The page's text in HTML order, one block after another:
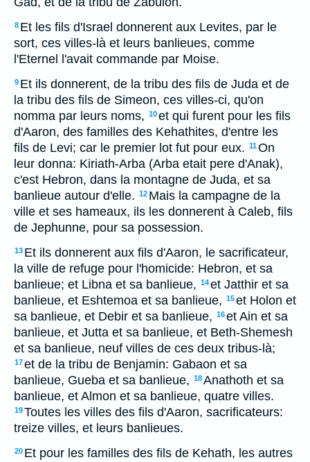
8 Et les fils d'Israel donnerent aux Levites, par le
sort, ces villes-là et leurs banlieues, comme
l'Eternel l'avait commande par Moise.
9 Et ils donnerent, de la tribu des fils de Juda et de
la tribu des fils de Simeon, ces villes-ci, qu'on
nomma par leurs noms, 10et qui furent pour les fils
d'Aaron, des familles des Kehathites, d'entre les
fils de Levi; car le premier lot fut pour eux. 11On
leur donna: Kiriath-Arba (Arba etait pere d'Anak),
c'est Hebron, dans la montagne de Juda, et sa
banlieue autour d'elle. 12 Mais la campagne de la
ville et ses hameaux, ils les donnerent à Caleb, fils
de Jephunne, pour sa possession.
13 Et ils donnerent aux fils d'Aaron, le sacrificateur,
la ville de refuge pour l'homicide: Hebron, et sa
banlieue; et Libna et sa banlieue, 14et Jatthir et sa
banlieue, et Eshtemoa et sa banlieue, 15et Holon et
sa banlieue, et Debir et sa banlieue, 16et Ain et sa
banlieue, et Jutta et sa banlieue, et Beth-Shemesh
et sa banlieue, neuf villes de ces deux tribus-là;
17et de la tribu de Benjamin: Gabaon et sa
banlieue, Gueba et sa banlieue, 18Anathoth et sa
banlieue, et Almon et sa banlieue, quatre villes.
19Toutes les villes des fils d'Aaron, sacrificateurs:
treize villes, et leurs banlieues.
20 Et pour les familles des fils de Kehath, les autres